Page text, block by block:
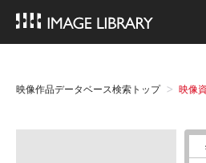
映像作品データベース検索トップ 映像